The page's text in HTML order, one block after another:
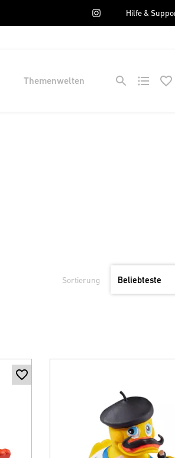
Hilfe &
Themenwelten
Sortierung